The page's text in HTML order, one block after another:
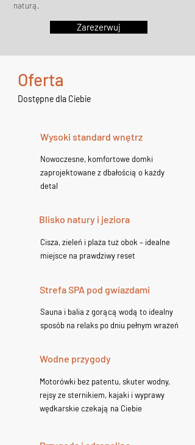
naturą.
Zarezerwuj
Oferta
Dostępne dla Ciebie
Wysoki standard wnętrz
Nowoczesne, komfortowe domki
zaprojektowane z dbałością o każdy
detal
Blisko natury i jeziora
Cisza, zieleń i plaża tuż obok – idealne
miejsce na prawdziwy reset
Strefa SPA pod gwiazdami
Sauna i balia z gorącą wodą to idealny
sposób na relaks po dniu pełnym wrażeń
Wodne przygody
Motorówki bez patentu, skuter wodny,
rejsy ze sternikiem, kajaki i wyprawy
wędkarskie czekają na Ciebie